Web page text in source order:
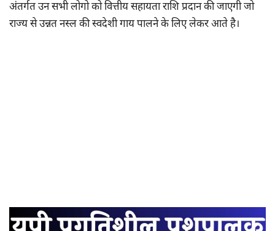
अंतर्गत उन सभी लोगो को वित्तीय सहायता राशि प्रदान की जाएगी जो
राज्य से उन्नत नस्ल की स्वदेशी गाय पालने के लिए लेकर आते है।